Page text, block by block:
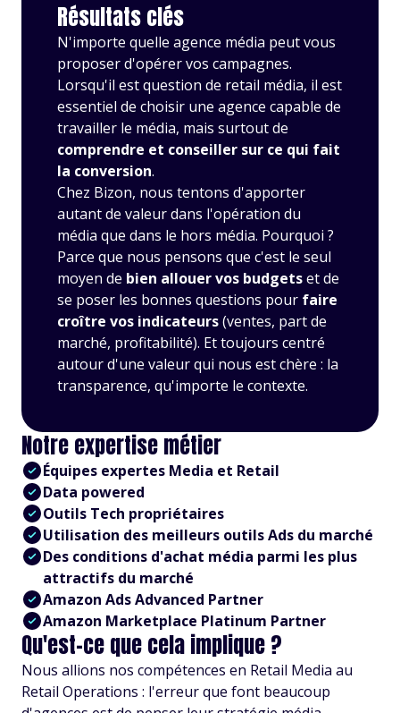
Résultats clés
N'importe quelle agence média peut vous
proposer d'opérer vos campagnes.
Lorsqu'il est question de retail média, il est
essentiel de choisir une agence capable de
travailler le média, mais surtout de
comprendre et conseiller sur ce qui fait
la conversion.
Chez Bizon, nous tentons d'apporter
autant de valeur dans l'opération du
média que dans le hors média. Pourquoi ?
Parce que nous pensons que c'est le seul
moyen de bien allouer vos budgetset de
se poser les bonnes questions pour faire
croître vos indicateurs(ventes, part de
marché, profitabilité). Et toujours centré
autour d'une valeur qui nous est chère : la
transparence, qu'importe le contexte.
Notre expertise métier
Équipes expertes Media et Retail
Data powered
Outils Tech propriétaires
Utilisation des meilleurs outils Ads du marché
Des conditions d'achat média parmi les plus
attractifs du marché
Amazon Ads Advanced Partner
Amazon Marketplace Platinum Partner
Qu'est-ce que cela implique ?
Nous allions nos compétences en Retail Media au
Retail Operations : l'erreur que font beaucoup